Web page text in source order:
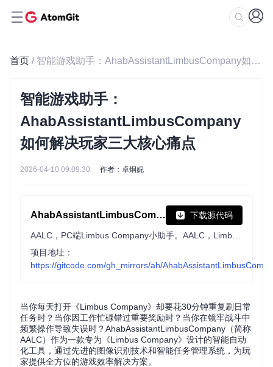
首页 / 智能游戏助手：AhabAssistantLimbusCompany如何解决玩家三大核心痛点
智能游戏助手：
AhabAssistantLimbusCompany
如何解决玩家三大核心痛点
2026-04-10 09:09:30 作者：卓炯娓
AhabAssistantLimbusCompany 下载源代码
项目地址：
https://gitcode.com/gh_mirrors/ah/
当你每天打开《Limbus Company》却要花30分钟重复刷日常
任务时？当你因工作忙碌错过重要奖励时？当你在镜牢战斗中
频繁操作导致失误时？AhabAssistantLimbusCompany（简称
AALC）作为一款专为《Limbus Company》设计的智能自动
化工具，通过先进的图像识别技术和智能任务管理系统，为玩
家提供全方位的游戏效率解决方案。